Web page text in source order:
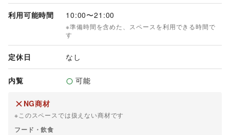
利用可能時間 10:00〜21:00
※準備時間を含めた、スペースを利用できる時間で
す
定休日 なし
内覧 可能
NG商材
※このスペースでは扱えない商材です
フード・飲食